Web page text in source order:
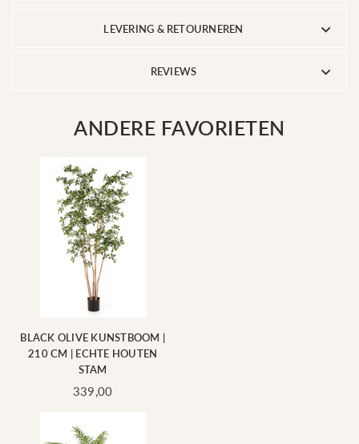
LEVERING & RETOURNEREN
REVIEWS
ANDERE FAVORIETEN
BLACK OLIVE KUNSTBOOM |
210 CM | ECHTE HOUTEN
STAM
Standaard
339,00